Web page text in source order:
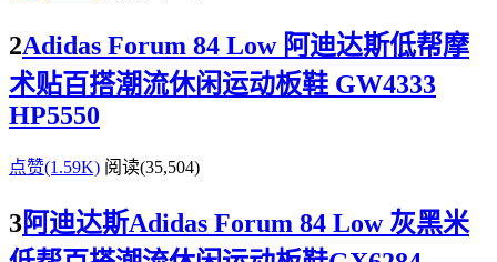
2Adidas Forum 84 Low 阿迪达斯低帮摩
术贴百搭潮流休闲运动板鞋 GW4333
HP5550
点赞(1.59K) 阅读(35,504)
3阿迪达斯Adidas Forum 84 Low 灰黑米